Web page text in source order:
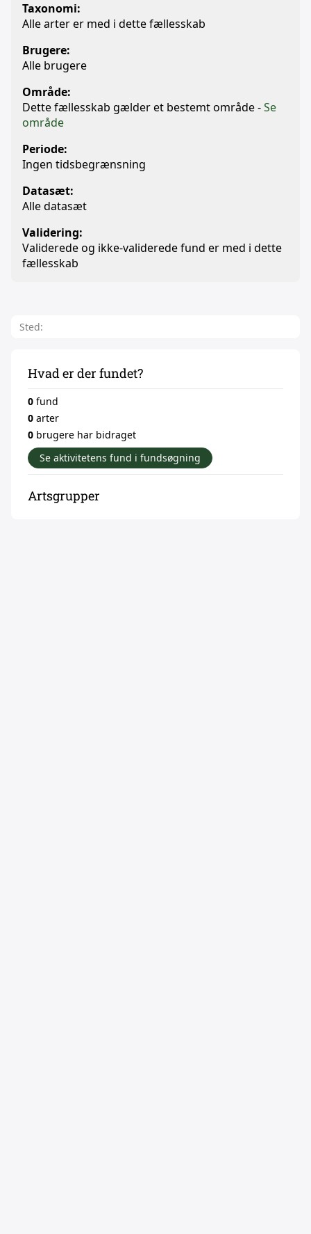
Taxonomi:
Alle arter er med i dette fællesskab
Brugere:
Alle brugere
Område:
Dette fællesskab gælder et bestemt område -Se
område
Periode:
Ingen tidsbegrænsning
Datasæt:
Alle datasæt
Validering:
Validerede og ikke-validerede fund er med i dette
fællesskab
Sted:
Hvad er der fundet?
0 fund
0 arter
0 brugere har bidraget
Se aktivitetens fund i fundsøgning
Artsgrupper